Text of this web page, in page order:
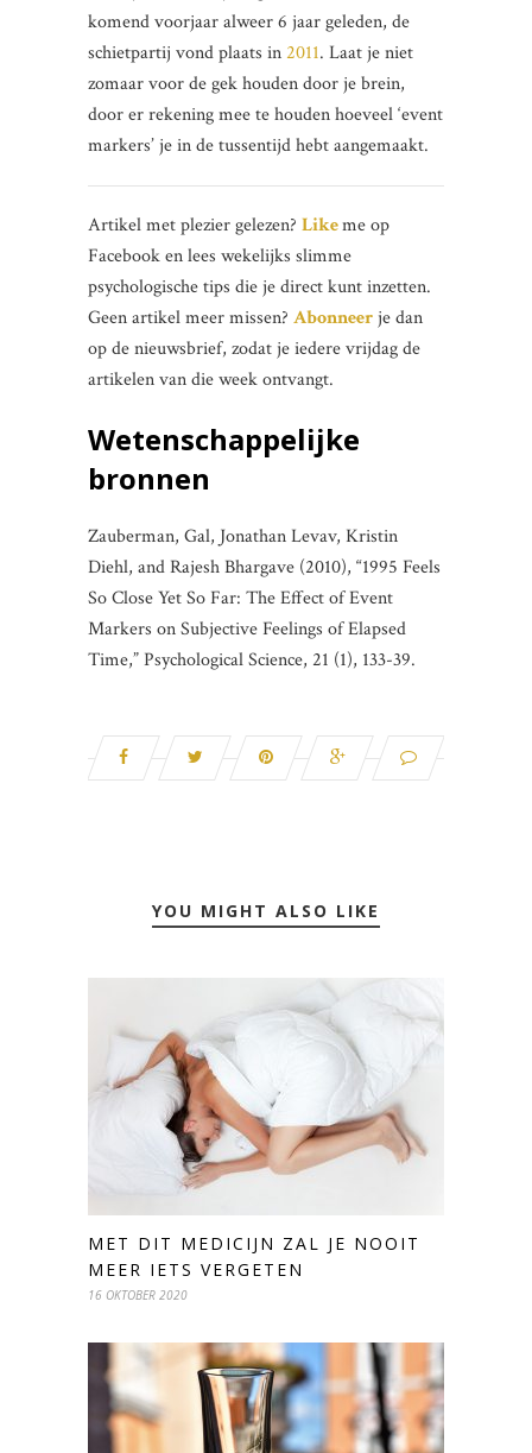
komend voorjaar alweer 6 jaar geleden, de
schietpartij vond plaats in2011. Laat je niet
zomaar voor de gek houden door je brein,
door er rekening mee te houden hoeveel ‘event
markers’ je in de tussentijd hebt aangemaakt.
Artikel met plezier gelezen? Likeme op
Facebook en lees wekelijks slimme
psychologische tips die je direct kunt inzetten.
Geen artikel meer missen? Abonneerje dan
op de nieuwsbrief, zodat je iedere vrijdag de
artikelen van die week ontvangt.
Wetenschappelijke
bronnen
Zauberman, Gal, Jonathan Levav, Kristin
Diehl, and Rajesh Bhargave (2010), “1995 Feels
So Close Yet So Far: The Effect of Event
Markers on Subjective Feelings of Elapsed
Time,” Psychological Science, 21 (1), 133-39.
YOU MIGHT ALSO LIKE
MET DIT MEDICIJN ZAL JE NOOIT
MEER IETS VERGETEN
16 OKTOBER 2020